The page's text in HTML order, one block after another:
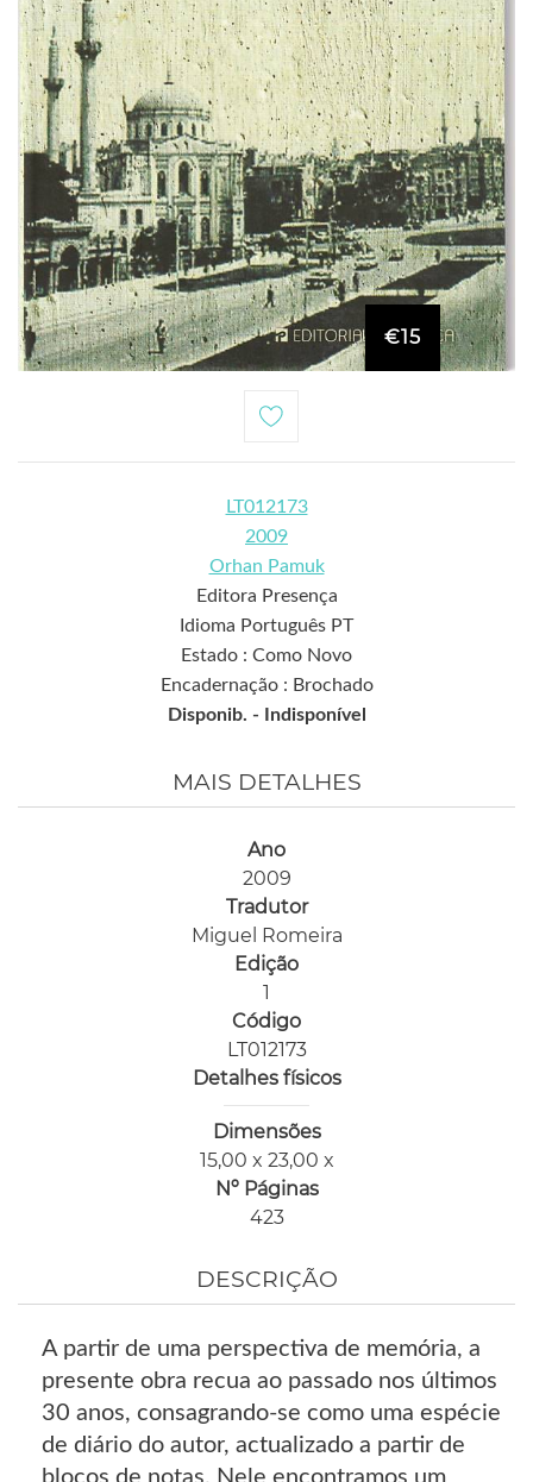
€15
LT012173
2009
Orhan Pamuk
Editora Presença
Idioma Português PT
Estado : Como Novo
Encadernação : Brochado
Disponib. -
Indisponível
MAIS DETALHES
Ano
2009
Tradutor
Miguel Romeira
Edição
1
Código
LT012173
Detalhes físicos
Dimensões
15,00 x 23,00 x
Nº Páginas
423
DESCRIÇÃO
A partir de uma perspectiva de memória, a
presente obra recua ao passado nos últimos
30 anos, consagrando-se como uma espécie
de diário do autor, actualizado a partir de